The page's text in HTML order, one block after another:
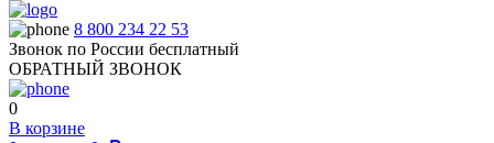
8 800 234 22 53
Звонок по России бесплатный
ОБРАТНЫЙ ЗВОНОК
0
В корзине